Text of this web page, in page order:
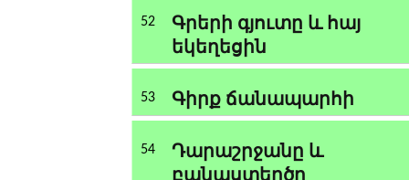
52
Գրերի գյուտը և հայ
եկեղեցին
53 Գիրք ճանապարհի
54
Դարաշրջանը և
բանաստեղծը